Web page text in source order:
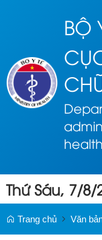
BỘ
Thứ Sáu, 7/8/
Trang chủ Văn